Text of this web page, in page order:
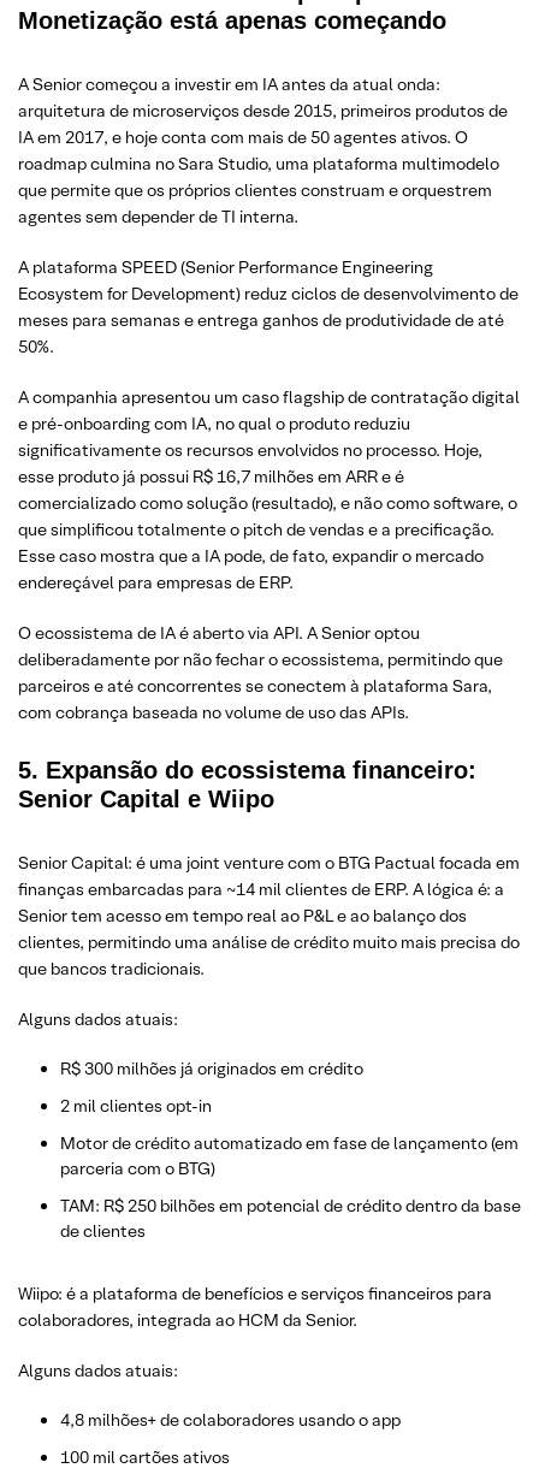
Monetização está apenas começando
A Senior começou a investir em IA antes da atual onda:
arquitetura de microserviços desde 2015, primeiros produtos de
IA em 2017, e hoje conta com mais de 50 agentes ativos. O
roadmap culmina no Sara Studio, uma plataforma multimodelo
que permite que os próprios clientes construam e orquestrem
agentes sem depender de TI interna.
A plataforma SPEED (Senior Performance Engineering
Ecosystem for Development) reduz ciclos de desenvolvimento de
meses para semanas e entrega ganhos de produtividade de até
50%.
A companhia apresentou um caso flagship de contratação digital
e pré-onboarding com IA, no qual o produto reduziu
significativamente os recursos envolvidos no processo. Hoje,
esse produto já possui R$ 16,7 milhões em ARR e é
comercializado como solução (resultado), e não como software, o
que simplificou totalmente o pitch de vendas e a precificação.
Esse caso mostra que a IA pode, de fato, expandir o mercado
endereçável para empresas de ERP.
O ecossistema de IA é aberto via API. A Senior optou
deliberadamente por não fechar o ecossistema, permitindo que
parceiros e até concorrentes se conectem à plataforma Sara,
com cobrança baseada no volume de uso das APIs.
5. Expansão do ecossistema financeiro:
Senior Capital e Wiipo
Senior Capital: é uma joint venture com o BTG Pactual focada em
finanças embarcadas para ~14 mil clientes de ERP. A lógica é: a
Senior tem acesso em tempo real ao P&L e ao balanço dos
clientes, permitindo uma análise de crédito muito mais precisa do
que bancos tradicionais.
Alguns dados atuais:
R$ 300 milhões já originados em crédito
2 mil clientes opt-in
Motor de crédito automatizado em fase de lançamento (em
parceria com o BTG)
TAM: R$ 250 bilhões em potencial de crédito dentro da base
de clientes
Wiipo: é a plataforma de benefícios e serviços financeiros para
colaboradores, integrada ao HCM da Senior.
Alguns dados atuais:
4,8 milhões+ de colaboradores usando o app
100 mil cartões ativos